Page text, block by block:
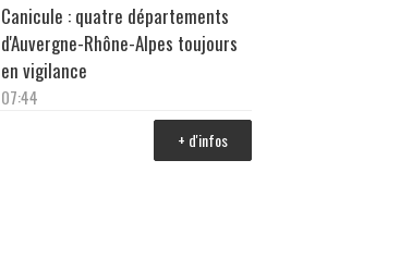
Canicule : quatre départements
d'Auvergne-Rhône-Alpes toujours
en vigilance
07:44
+ d'infos